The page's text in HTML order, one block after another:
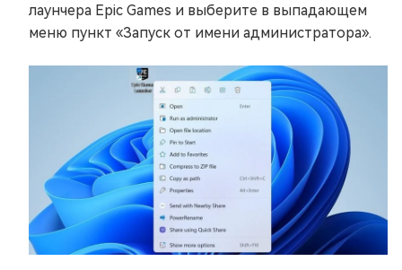
лаунчера Epic Games и выберите в выпадающем
меню пункт «Запуск от имени администратора».